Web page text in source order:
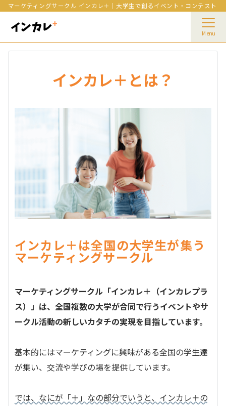
マーケティングサークル インカレ＋｜大学生で創るイベント・コンテスト
Menu
インカレ＋とは？
インカレ＋は全国の大学生が集う
マーケティングサークル
マーケティングサークル「インカレ＋（インカレプラ
ス）」は、全国複数の大学が合同で行うイベントやサ
ークル活動の新しいカタチの実現を目指しています。
基本的にはマーケティングに興味がある全国の学生達
が集い、交流や学びの場を提供しています。
では、なにが「＋」なの部分でいうと、インカレ＋の